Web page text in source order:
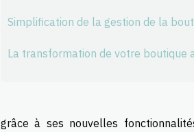
Simplification de la gestion de la
La transformation de votre boutique
grâce à ses nouvelles